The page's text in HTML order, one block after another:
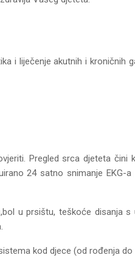
i liječenje akutnih i kroničnih
Pregled srca djeteta čini
24 satno snimanje EKG-
u prsištu, teškoće disanja s
kod djece (od rođenja do